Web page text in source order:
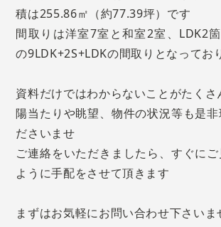
積は255.86㎡（約77.39坪）です
間取りは洋室7室と和室2室、LDK2
の9LDK+2S+LDKの間取りとなってお
資料だけではわからないことがたくさ
陽当たりや眺望、物件の状況等も是非
ださいませ
ご連絡をいただきましたら、すぐに
ように手配をさせて頂きます
まずはお気軽にお問い合わせ下さいま